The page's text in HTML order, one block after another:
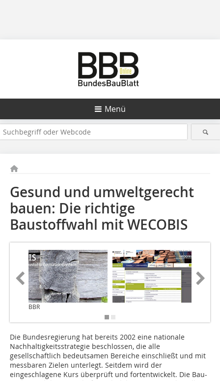
Menü
Gesund und umweltgerecht
bauen: Die richtige
Baustoffwahl mit WECOBIS
BBR
Die Bundesregierung hat bereits 2002 eine nationale
Nachhaltigkeitsstrategie beschlossen, die alle
gesellschaftlich bedeutsamen Bereiche einschließt und mit
messbaren Zielen unterlegt. Seitdem wird der
eingeschlagene Kurs überprüft und fortentwickelt. Die Bau-